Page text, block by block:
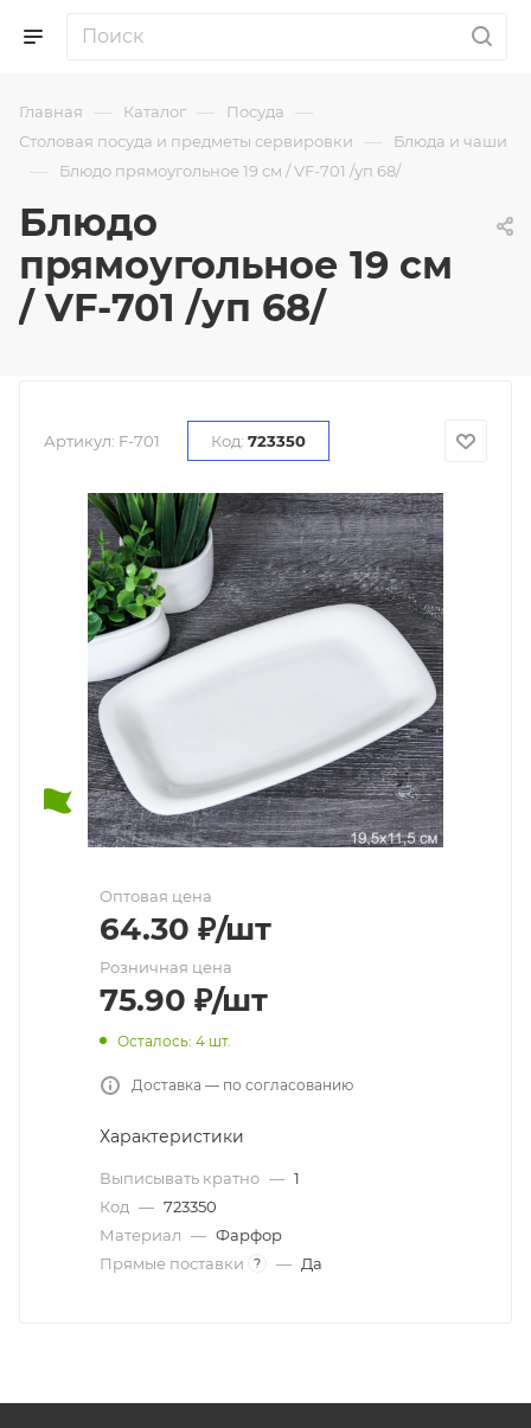
Главная — Каталог — Посуда —
Столовая посуда и предметы сервировки — Блюда и чаши
— Блюдо прямоугольное 19 см / VF-701 /уп 68/
Блюдо
прямоугольное 19 см
/ VF-701 /уп 68/
Артикул: F-701 Код: 723350
Оптовая цена
64.30 ₽/шт
Розничная цена
75.90 ₽/шт
Осталось: 4 шт.
Доставка — по согласованию
Характеристики
Выписывать кратно — 1
Код — 723350
Материал — Фарфор
Прямые поставки
? — Да